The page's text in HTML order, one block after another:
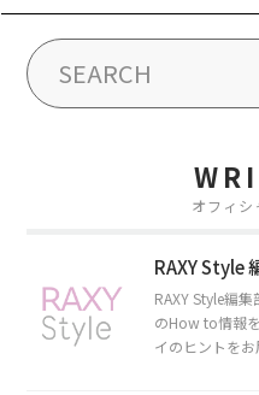
オフィシ
RAXY Style
RAXY Style編
のHow to情報
イのヒントを